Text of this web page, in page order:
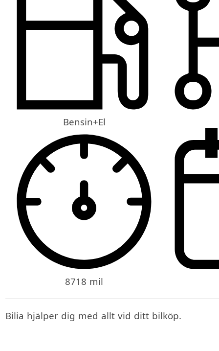
Bensin+El
8718 mil
Bilia hjälper dig med allt vid ditt bilköp.